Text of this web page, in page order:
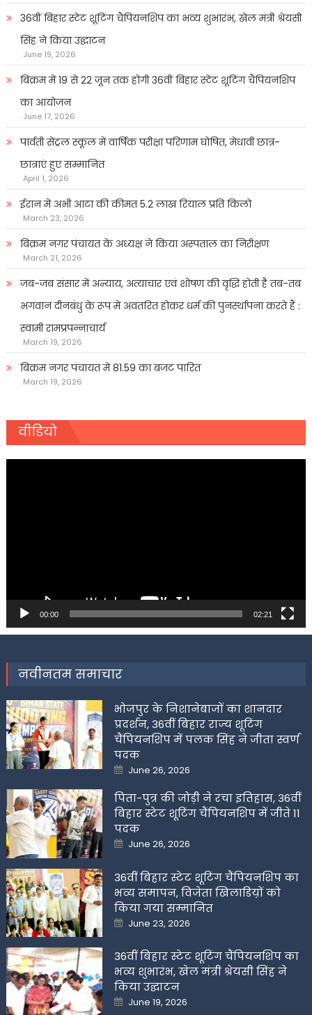
36वीं बिहार स्टेट शूटिंग चैंपियनशिप का भव्य शुभारंभ, खेल मंत्री श्रेयसी
सिंह ने किया उद्घाटन
June 19, 2026
बिक्रम में 19 से 22 जून तक होगी 36वीं बिहार स्टेट शूटिंग चैंपियनशिप
का आयोजन
June 17, 2026
पार्वती सेंट्रल स्कूल में वार्षिक परीक्षा परिणाम घोषित, मेधावी छात्र-
छात्राएं हुए सम्मानित
April 1, 2026
ईरान में अभी आटा की कीमत 5.2 लाख रियाल प्रति किलो
March 23, 2026
बिक्रम नगर पंचायत के अध्यक्ष ने किया अस्पताल का निरीक्षण
March 21, 2026
जब-जब संसार में अन्याय, अत्याचार एवं शोषण की वृद्धि होती है तब-तब
भगवान दीनबंधु के रूप में अवतरित होकर धर्म की पुनर्स्थापना करते हैं :
स्वामी रामप्रपन्नाचार्य
March 19, 2026
बिक्रम नगर पंचायत में 81.59 का बजट पारित
March 19, 2026
वीडियो
00:00 02:21
नवीनतम समाचार
भोजपुर के निशानेबाजों का शानदार
प्रदर्शन, 36वीं बिहार राज्य शूटिंग
चैंपियनशिप में पलक सिंह ने जीता स्वर्ण
पदक
Posted
on
June 26, 2026
पिता-पुत्र की जोड़ी ने रचा इतिहास, 36वीं
बिहार स्टेट शूटिंग चैंपियनशिप में जीते 11
पदक
Posted
on
June 26, 2026
36वीं बिहार स्टेट शूटिंग चैंपियनशिप का
भव्य समापन, विजेता खिलाडिय़ों को
किया गया सम्मानित
Posted
on
June 23, 2026
36वीं बिहार स्टेट शूटिंग चैंपियनशिप का
भव्य शुभारंभ, खेल मंत्री श्रेयसी सिंह ने
किया उद्घाटन
Posted
on
June 19, 2026